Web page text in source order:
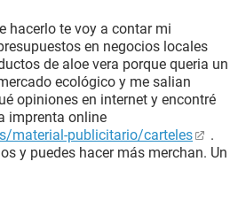
hacerlo te voy a contar mi
en negocios locales
de aloe vera porque queria un
ecológico y me salian
opiniones en internet y encontré
imprenta online
material-publicitario/carteles
.
y puedes hacer más merchan. Un